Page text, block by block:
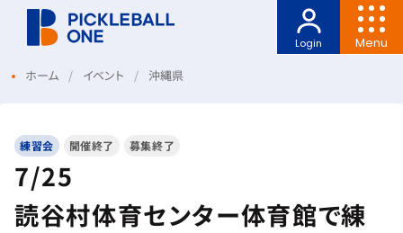
Menu
Login
ホーム イベント 沖縄県
練習会 開催終了 募集終了
7/25
読谷村体育センター体育館で練